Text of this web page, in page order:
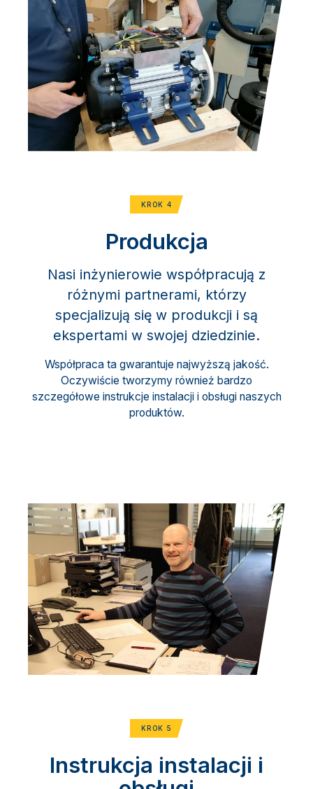
KROK 4
Produkcja
Nasi inżynierowie współpracują z
różnymi partnerami, którzy
specjalizują się w produkcji i są
ekspertami w swojej dziedzinie.
Współpraca ta gwarantuje najwyższą jakość.
Oczywiście tworzymy również bardzo
szczegółowe instrukcje instalacji i obsługi naszych
produktów.
KROK 5
Instrukcja instalacji i